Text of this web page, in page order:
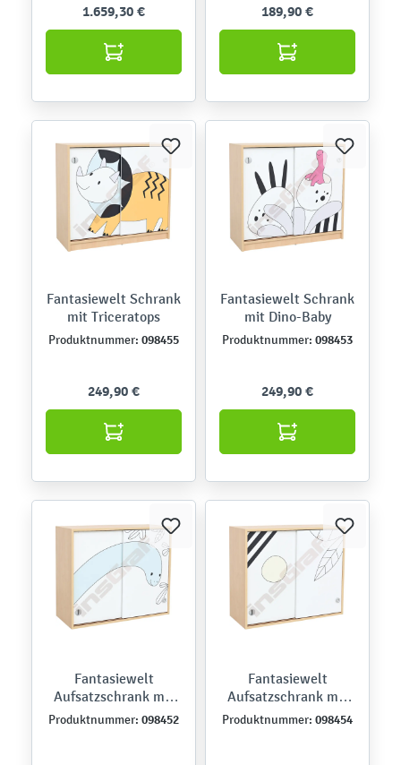
1.659,30 € 189,90 €
Fantasiewelt Schrank
mit Triceratops
Produktnummer: 098455
249,90 €
Fantasiewelt Schrank
mit Dino-Baby
Produktnummer: 098453
249,90 €
Fantasiewelt
Aufsatzschrank mit
Dino-Kopf
Produktnummer: 098452
Fantasiewelt
Aufsatzschrank mit
Farn
Produktnummer: 098454